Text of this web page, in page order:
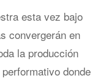
esta vez bajo
convergerán en
la producción
donde